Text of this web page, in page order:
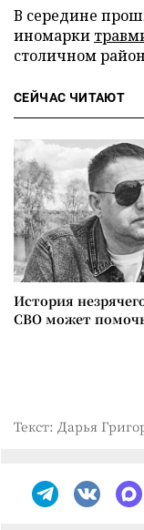
В середине
иномарки
столичном
СЕЙЧАС ЧИТАЮТ
История
СВО может
Текст: Дарья